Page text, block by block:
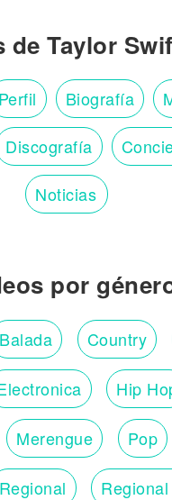
de Taylor
Perfil Biografía
Discografía
Noticias
por
Balada Country
Hip
Merengue Pop
Regional